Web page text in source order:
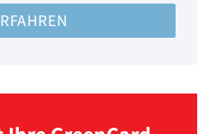
liegen
bis zu 1:45!